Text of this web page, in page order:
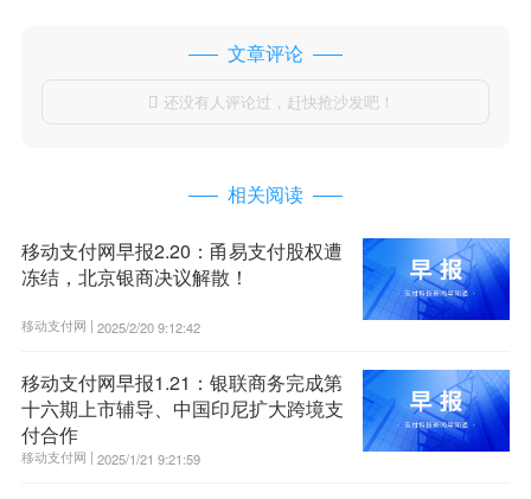
文章评论
 还没有人评论过，赶快抢沙发吧！
相关阅读
移动支付网早报2.20：甬易支付股权遭
冻结，北京银商决议解散！
移动支付网 | 2025/2/20 9:12:42
移动支付网早报1.21：银联商务完成第
十六期上市辅导、中国印尼扩大跨境支
付合作
移动支付网 | 2025/1/21 9:21:59